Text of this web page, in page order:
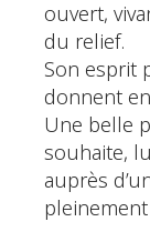
ouvert,
du relief.
Son esprit
donnent
Une belle
souhaite,
auprès
pleinement